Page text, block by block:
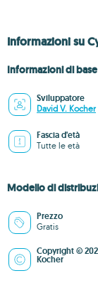
Informazioni su
Informazioni di base
Sviluppatore
David V. Kocher
Fascia d'età
Tutte le età
Modello di
Prezzo
Gratis
Copyright ©
Kocher